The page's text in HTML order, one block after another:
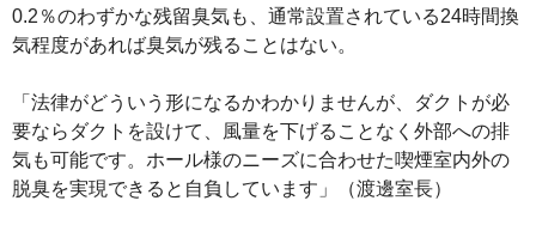
0.2％のわずかな残留臭気も、通常設置されている24時間換
気程度があれば臭気が残ることはない。
「法律がどういう形になるかわかりませんが、ダクトが必
要ならダクトを設けて、風量を下げることなく外部への排
気も可能です。ホール様のニーズに合わせた喫煙室内外の
脱臭を実現できると自負しています」（渡邊室長）